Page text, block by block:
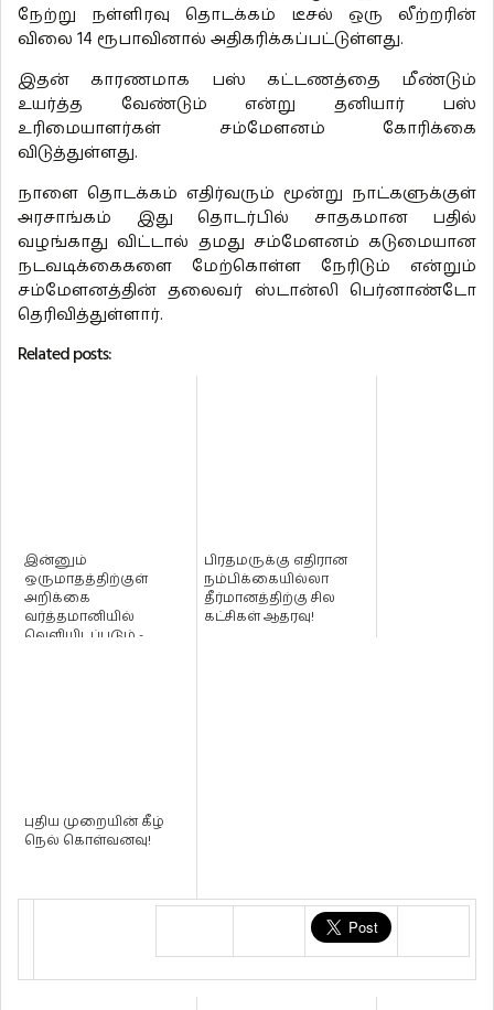
நேற்று நள்ளிரவு தொடக்கம் டீசல் ஒரு லீற்றரின்
விலை 14 ரூபாவினால் அதிகரிக்கப்பட்டுள்ளது.
இதன் காரணமாக பஸ் கட்டணத்தை மீண்டும்
உயர்த்த வேண்டும் என்று தனியார் பஸ்
உரிமையாளர்கள் சம்மேளனம் கோரிக்கை
விடுத்துள்ளது.
நாளை தொடக்கம் எதிர்வரும் மூன்று நாட்களுக்குள்
அரசாங்கம் இது தொடர்பில் சாதகமான பதில்
வழங்காது விட்டால் தமது சம்மேளனம் கடுமையான
நடவடிக்கைகளை மேற்கொள்ள நேரிடும் என்றும்
சம்மேளனத்தின் தலைவர் ஸ்டான்லி பெர்னாண்டோ
தெரிவித்துள்ளார்.
Related posts:
இன்னும்
ஒருமாதத்திற்குள்
அறிக்கை
வர்த்தமானியில்
வெளியிடப்படும் -
பிரதமருக்கு எதிரான
நம்பிக்கையில்லா
தீர்மானத்திற்கு சில
கட்சிகள் ஆதரவு!
புதிய முறையின் கீழ்
நெல் கொள்வனவு!